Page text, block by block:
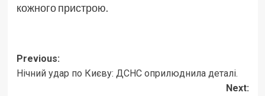
кожного пристрою.
Post
navigation
Previous:
Нічний удар по Києву: ДСНС оприлюднила деталі.
Next: